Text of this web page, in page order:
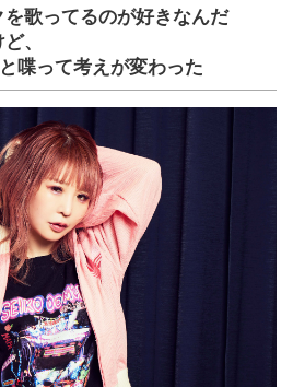
を歌ってるのが好きなんだ
、
喋って考えが変わった